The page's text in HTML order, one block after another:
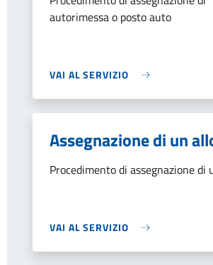
autorimessa o posto auto
VAI AL SERVIZIO
Assegnazione di un
Procedimento di assegnazione di
VAI AL SERVIZIO